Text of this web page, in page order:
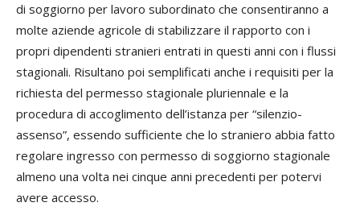
di soggiorno per lavoro subordinato che consentiranno a
molte aziende agricole di stabilizzare il rapporto con i
propri dipendenti stranieri entrati in questi anni con i flussi
stagionali. Risultano poi semplificati anche i requisiti per la
richiesta del permesso stagionale pluriennale e la
procedura di accoglimento dell’istanza per “silenzio-
assenso”, essendo sufficiente che lo straniero abbia fatto
regolare ingresso con permesso di soggiorno stagionale
almeno una volta nei cinque anni precedenti per potervi
avere accesso.